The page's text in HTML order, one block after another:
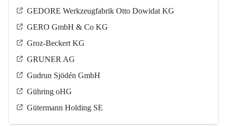
GEDORE Werkzeugfabrik Otto Dowidat KG
GERO GmbH & Co KG
Groz-Beckert KG
GRUNER AG
Gudrun Sjödén GmbH
Gühring oHG
Gütermann Holding SE